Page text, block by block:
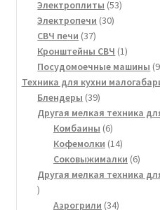
товара
Электроплиты 5353
Электропечи 3030
СВЧ печи 3737
товаров
Кронштейны СВЧ 11
товар
Посудомоечные машины 9
Техника для кухни
Блендеры 3939
товаров
Другая мелкая техника
Комбаины 66
товаров
Кофемолки 1414
товаров
Соковыжималки 66
Другая мелкая техника
75
товаров
Аэрогрили 3434